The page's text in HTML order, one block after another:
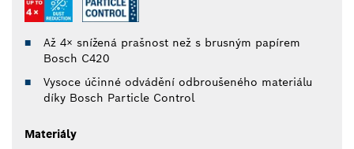
Až 4× snížená prašnost než s brusným papírem
Bosch C420
Vysoce účinné odvádění odbroušeného materiálu
díky Bosch Particle Control
Materiály